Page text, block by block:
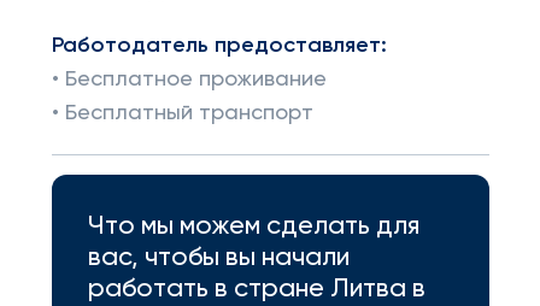
Работодатель предоставляет:
• Бесплатное проживание
• Бесплатный транспорт
Что мы можем сделать для
вас, чтобы вы начали
работать в стране Литва в